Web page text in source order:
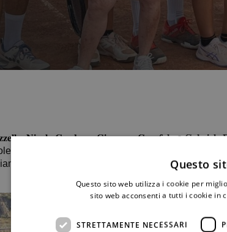
𝐍𝐢𝐜𝐨𝐥𝐚 𝐂𝐨𝐫𝐝𝐨𝐯𝐚, 𝐆𝐢𝐮𝐬𝐞𝐩𝐩𝐞 𝐆𝐚𝐫𝐨𝐟𝐚𝐥𝐨 e
si sono conclusi i gironi e successivamente,
che le coppie verranno sorteggiate, siQuesto
Questo sito web utilizza i cookie per
sito web acconsenti a tutti i cookie in
STRETTAMENTE NECESSARI